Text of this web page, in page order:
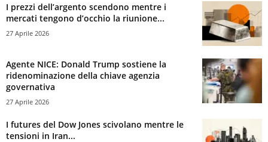
I prezzi dell’argento scendono mentre i
mercati tengono d’occhio la riunione...
27 Aprile 2026
Agente NICE: Donald Trump sostiene la
ridenominazione della chiave agenzia
governativa
27 Aprile 2026
I futures del Dow Jones scivolano mentre le
tensioni in Iran...